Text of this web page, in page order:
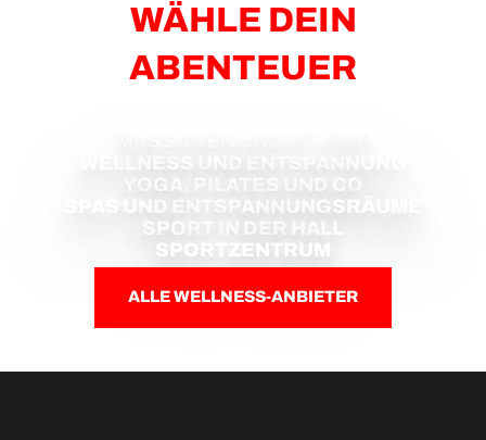
WÄHLE DEIN
ABENTEUER
YOGA, PILATES UND CO
SPAS UND ENTSPANNUNGSRÄUME
SPORT IN DER HALL
SPORTZENTRUM
ALLE WELLNESS-ANBIETER